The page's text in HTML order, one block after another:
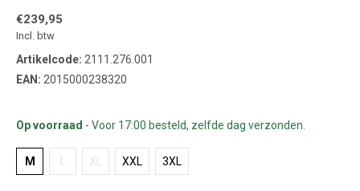
€239,95
Incl. btw
Artikelcode: 2111.276.001
EAN: 2015000238320
Op voorraad - Voor 17:00 besteld, zelfde dag verzonden.
M XL XXL 3XL